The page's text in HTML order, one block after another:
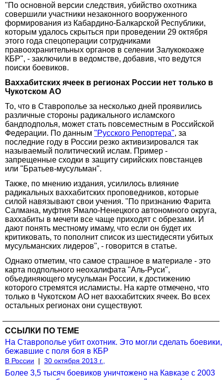
"По основной версии следствия, убийство охотника
совершили участники незаконного вооруженного
формирования из Кабардино-Балкарской Республики,
которым удалось скрыться при проведении 29 октября
этого года спецоперации сотрудниками
правоохранительных органов в селении Залукокоаже
КБР", - заключили в ведомстве, добавив, что ведутся
поиски боевиков.
Ваххабитских ячеек в регионах России нет только в
Чукотском АО
То, что в Ставрополье за несколько дней проявились
различные стороны радикального исламского
бандподполья, может стать повсеместным в Российской
Федерации. По данным "Русского Репортера", за
последние году в России резко активизировался так
называемый политический ислам. Пример -
запрещенные сходки в защиту сирийских повстанцев
или "Братьев-мусульман".
Также, по мнению издания, усилилось влияние
радикальных ваххабитских проповедников, которые
силой навязывают свои учения. "По признанию Фарита
Салмана, муфтия Ямало-Ненецкого автономного округа,
ваххабиты в мечети все чаще приходят с обрезами. И
дают понять местному имаму, что если он будет их
критиковать, то пополнит список из шестидесяти убитых
мусульманских лидеров", - говорится в статье.
Однако отметим, что самое страшное в материале - это
карта подпольного неохалифата "Аль-Руси",
объединяющего мусульман России, к достижению
которого стремятся исламисты. На карте отмечено, что
только в Чукотском АО нет ваххабитских ячеек. Во всех
остальных регионах они существуют.
ССЫЛКИ ПО ТЕМЕ
На Ставрополье убит охотник. Это могли сделать боевики,
бежавшие с поля боя в КБР
В России | 30 октября 2013 г.,
Более 3,5 тысяч боевиков уничтожено на Кавказе с 2003